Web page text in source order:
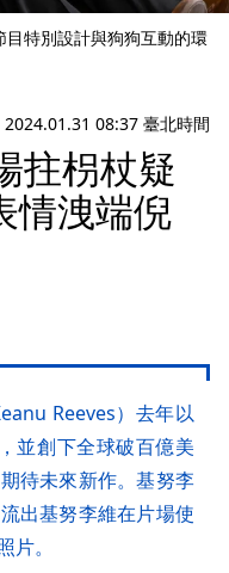
特別設計與狗狗互動的環
2024.01.31 08:37 臺北時間
拄枴杖疑
洩端倪
Reeves）去年以
並創下全球破百億美
待未來新作。基努李
出基努李維在片場使
。